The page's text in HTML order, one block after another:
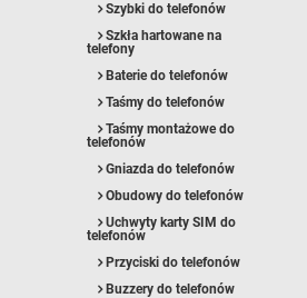
Szybki do telefonów
Szkła hartowane na
telefony
Baterie do telefonów
Taśmy do telefonów
Taśmy montażowe do
telefonów
Gniazda do telefonów
Obudowy do telefonów
Uchwyty karty SIM do
telefonów
Przyciski do telefonów
Buzzery do telefonów